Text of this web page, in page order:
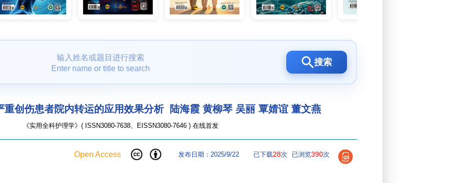
输入姓名或题目进行搜索
Enter name or title to search
搜索
重创伤患者院内转运的应用效果分析 陆海霞 黄柳琴 吴丽 覃婧谊 董文燕
《实用全科护理学》( ISSN3080-7638、EISSN3080-7646 ) 在线首发
Open Access 发布日期：2025/9/22 已下载28次 已浏览390次